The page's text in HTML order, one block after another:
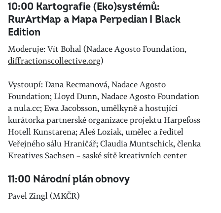
10:00 Kartografie (Eko)systémů:
RurArtMap a Mapa Perpedian I Black
Edition
Moderuje: Vít Bohal (Nadace Agosto Foundation,
diffractionscollective.org)
Vystoupí: Dana Recmanová, Nadace Agosto
Foundation; Lloyd Dunn, Nadace Agosto Foundation
a nula.cc; Ewa Jacobsson, umělkyně a hostující
kurátorka partnerské organizace projektu Harpefoss
Hotell Kunstarena; Aleš Loziak, umělec a ředitel
Veřejného sálu Hraničář; Claudia Muntschick, členka
Kreatives Sachsen – saské sítě kreativních center
11:00 Národní plán obnovy
Pavel Zingl (MKČR)